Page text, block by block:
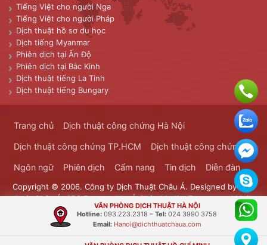
Tiếng Việt cho người Nga
Tiếng Việt cho người Pháp
Dịch thuật hồ sơ du học
Dịch tiếng Myanmar
Phiên dịch tại Ấn Độ
Phiên dịch tại Bắc Kinh
Dịch thuật tiếng La Tinh
Dịch thuật tiếng Bungary
Trang chủ Dịch thuật công chứng Hà Nội
Dịch thuật công chứng TP.HCM Dịch thuật công chứng
Ngôn ngữ Phiên dịch Cẩm nang Tin dịch Diễn đàn
Copyright © 2006. Công ty Dịch Thuật Châu Á. Designed by Dịch
thuật Châu Á. SEO Powered byÁ Châu Media. Transported Mails
Bưu Chính Đông Dương
VĂN PHÒNG DỊCH THUẬT HÀ NỘI
Hotline: 093.223.2318 – Tel: 024 3990 3758
Email: Hanoi@dichthuatchaua.com